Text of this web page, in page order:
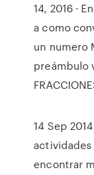
14, 2016 ·
a como
un numero
preámbulo
14 Sep
actividades
encontrar